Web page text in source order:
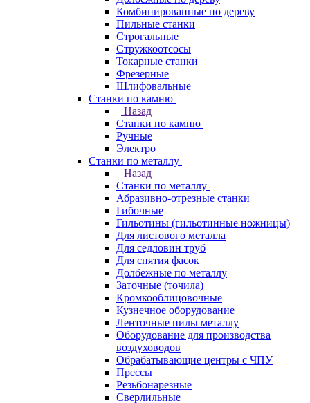
Комбинированные по дереву
Пильные станки
Строгальные
Стружкоотсосы
Токарные станки
Фрезерные
Шлифовальные
Станки по камню
Назад
Станки по камню
Ручные
Электро
Станки по металлу
Назад
Станки по металлу
Абразивно-отрезные станки
Гибочные
Гильотины (гильотинные ножницы)
Для листового металла
Для седловин труб
Для снятия фасок
Долбежные по металлу
Заточные (точила)
Кромкооблицовочные
Кузнечное оборудование
Ленточные пилы металлу
Оборудование для производства
воздуховодов
Обрабатывающие центры с ЧПУ
Прессы
Резьбонарезные
Сверлильные